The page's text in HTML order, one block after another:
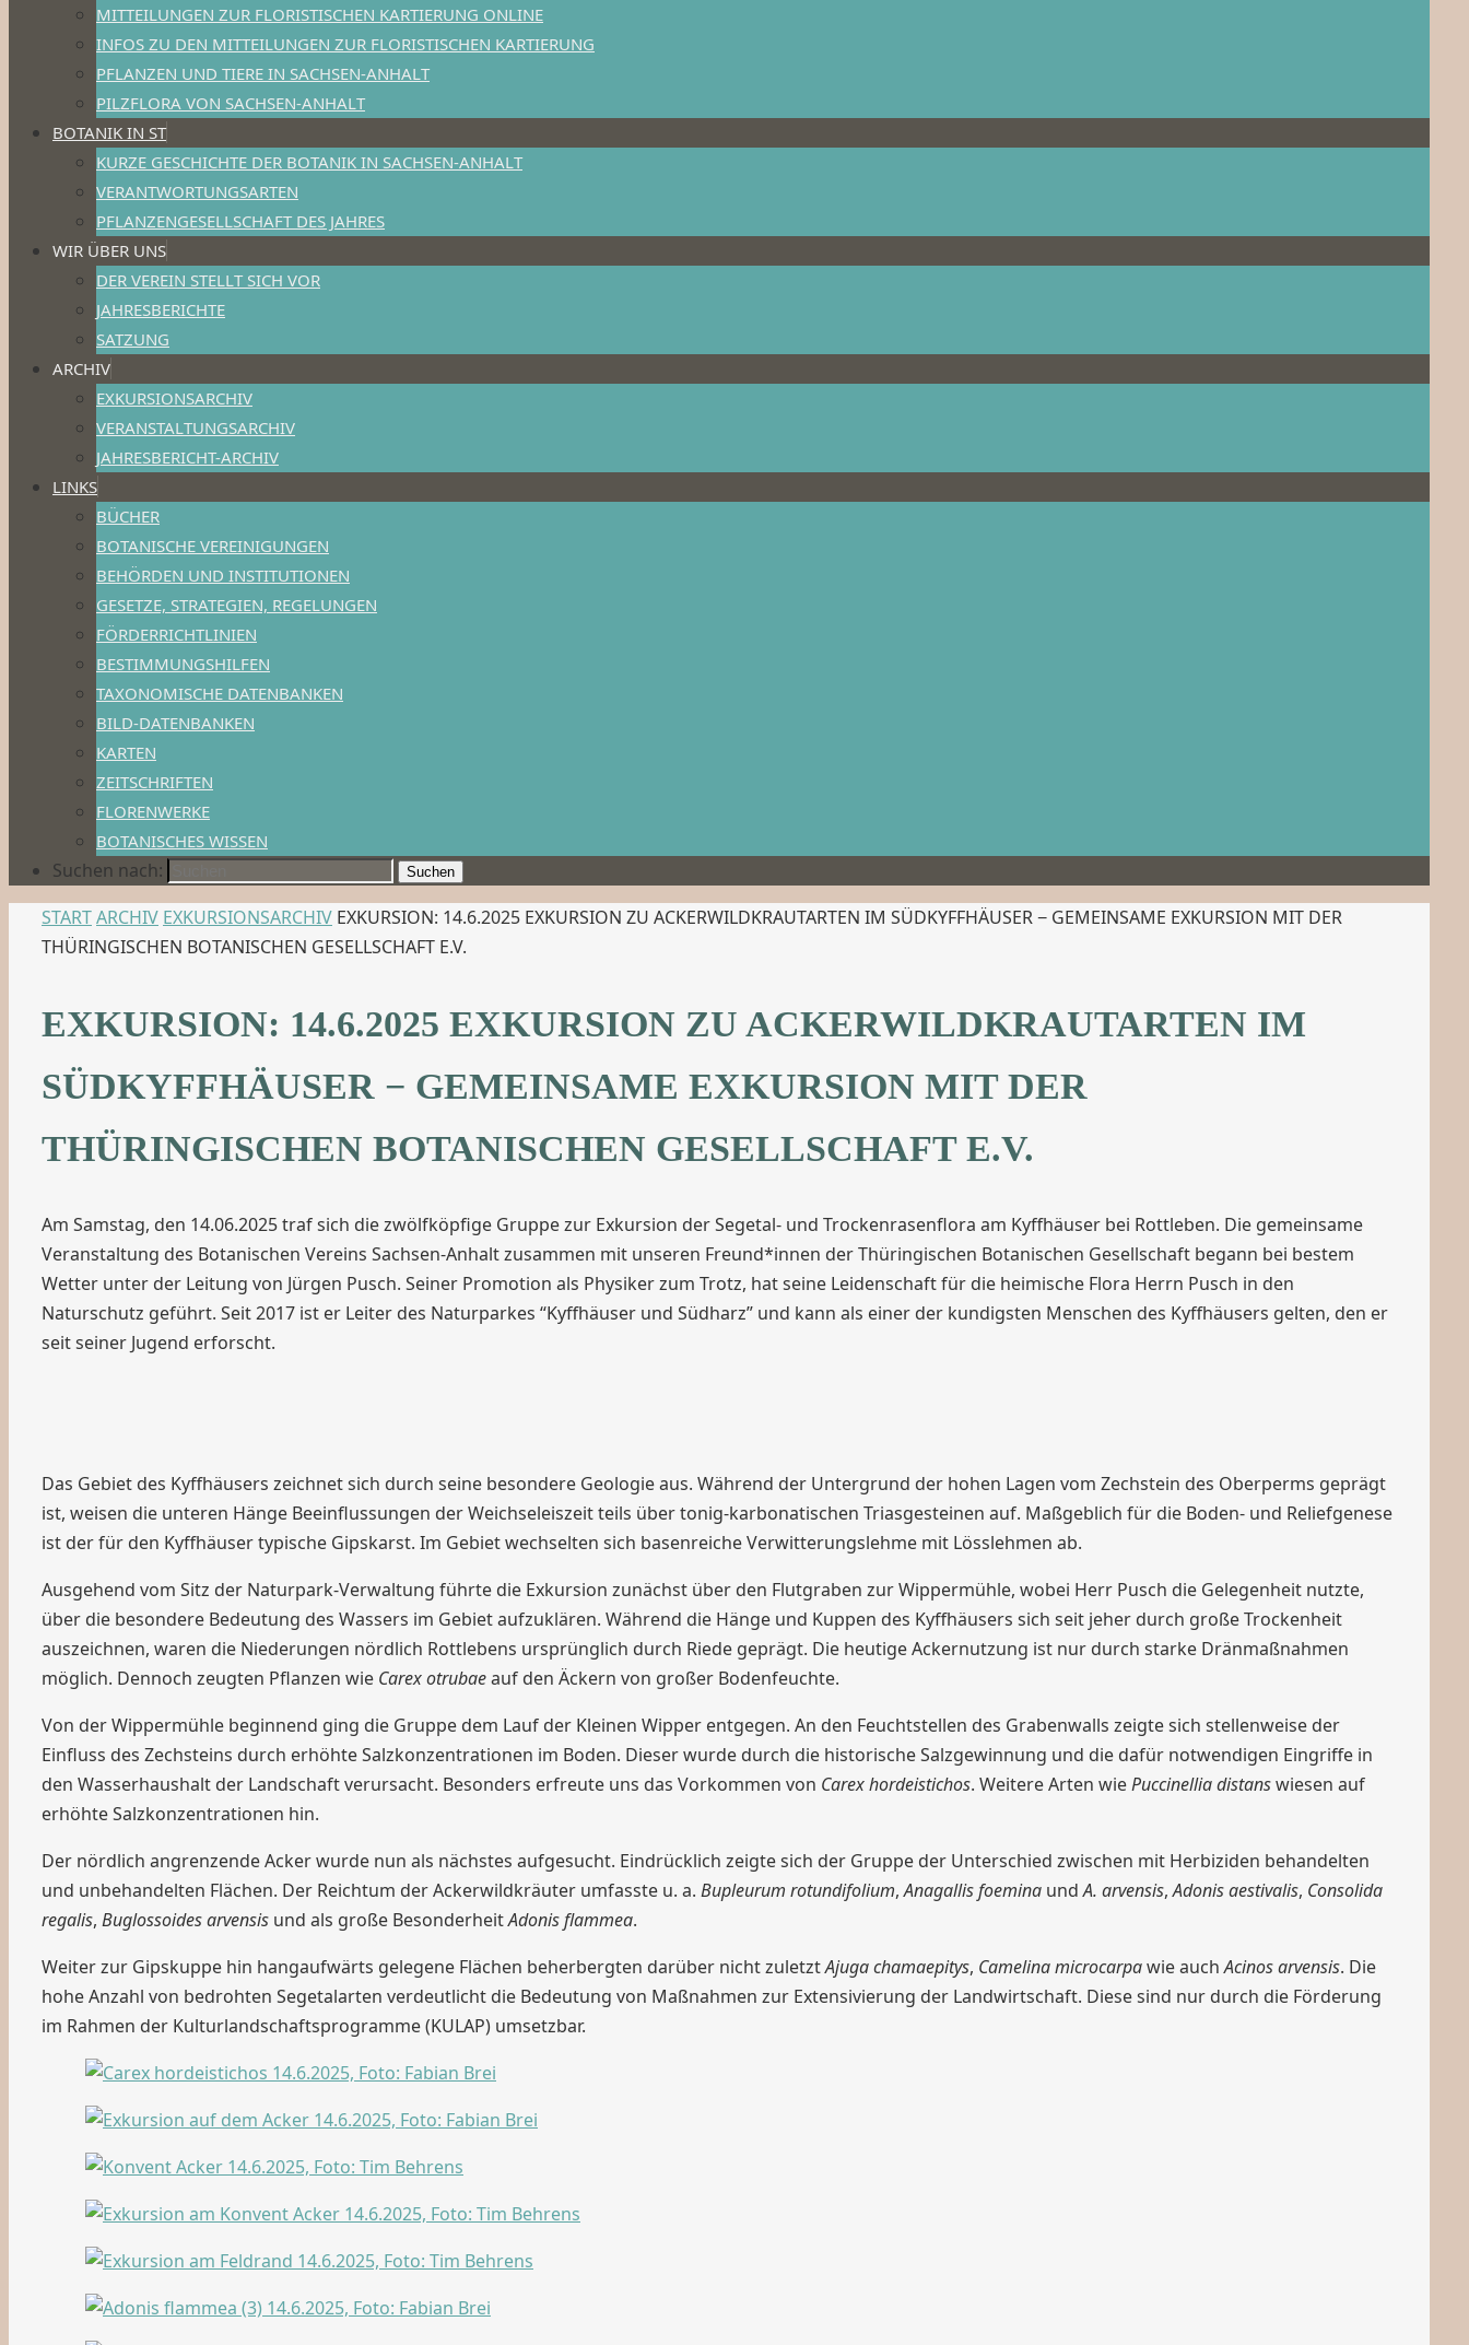
MITTEILUNGEN ZUR FLORISTISCHEN KARTIERUNG ONLINE
INFOS ZU DEN MITTEILUNGEN ZUR FLORISTISCHEN KARTIERUNG
PFLANZEN UND TIERE IN SACHSEN-ANHALT
PILZFLORA VON SACHSEN-ANHALT
BOTANIK IN ST
KURZE GESCHICHTE DER BOTANIK IN SACHSEN-ANHALT
VERANTWORTUNGSARTEN
PFLANZENGESELLSCHAFT DES JAHRES
WIR ÜBER UNS
DER VEREIN STELLT SICH VOR
JAHRESBERICHTE
SATZUNG
ARCHIV
EXKURSIONSARCHIV
VERANSTALTUNGSARCHIV
JAHRESBERICHT-ARCHIV
LINKS
BÜCHER
BOTANISCHE VEREINIGUNGEN
BEHÖRDEN UND INSTITUTIONEN
GESETZE, STRATEGIEN, REGELUNGEN
FÖRDERRICHTLINIEN
BESTIMMUNGSHILFEN
TAXONOMISCHE DATENBANKEN
BILD-DATENBANKEN
KARTEN
ZEITSCHRIFTEN
FLORENWERKE
BOTANISCHES WISSEN
Suchen nach: Suchen
STARTARCHIV EXKURSIONSARCHIV EXKURSION: 14.6.2025 EXKURSION ZU ACKERWILDKRAUTARTEN IM SÜDKYFFHÄUSER − GEMEINSAME EXKURSION MIT DER
THÜRINGISCHEN BOTANISCHEN GESELLSCHAFT E.V.
EXKURSION: 14.6.2025 EXKURSION ZU ACKERWILDKRAUTARTEN IM
SÜDKYFFHÄUSER − GEMEINSAME EXKURSION MIT DER
THÜRINGISCHEN BOTANISCHEN GESELLSCHAFT E.V.
Am Samstag, den 14.06.2025 traf sich die zwölfköpfige Gruppe zur Exkursion der Segetal- und Trockenrasenflora am Kyffhäuser bei Rottleben. Die gemeinsame
Veranstaltung des Botanischen Vereins Sachsen-Anhalt zusammen mit unseren Freund*innen der Thüringischen Botanischen Gesellschaft begann bei bestem
Wetter unter der Leitung von Jürgen Pusch. Seiner Promotion als Physiker zum Trotz, hat seine Leidenschaft für die heimische Flora Herrn Pusch in den
Naturschutz geführt. Seit 2017 ist er Leiter des Naturparkes “Kyffhäuser und Südharz” und kann als einer der kundigsten Menschen des Kyffhäusers gelten, den er
seit seiner Jugend erforscht.
Das Gebiet des Kyffhäusers zeichnet sich durch seine besondere Geologie aus. Während der Untergrund der hohen Lagen vom Zechstein des Oberperms geprägt
ist, weisen die unteren Hänge Beeinflussungen der Weichseleiszeit teils über tonig-karbonatischen Triasgesteinen auf. Maßgeblich für die Boden- und Reliefgenese
ist der für den Kyffhäuser typische Gipskarst. Im Gebiet wechselten sich basenreiche Verwitterungslehme mit Lösslehmen ab.
Ausgehend vom Sitz der Naturpark-Verwaltung führte die Exkursion zunächst über den Flutgraben zur Wippermühle, wobei Herr Pusch die Gelegenheit nutzte,
über die besondere Bedeutung des Wassers im Gebiet aufzuklären. Während die Hänge und Kuppen des Kyffhäusers sich seit jeher durch große Trockenheit
auszeichnen, waren die Niederungen nördlich Rottlebens ursprünglich durch Riede geprägt. Die heutige Ackernutzung ist nur durch starke Dränmaßnahmen
möglich. Dennoch zeugten Pflanzen wie Carex otrubaeauf den Äckern von großer Bodenfeuchte.
Von der Wippermühle beginnend ging die Gruppe dem Lauf der Kleinen Wipper entgegen. An den Feuchtstellen des Grabenwalls zeigte sich stellenweise der
Einfluss des Zechsteins durch erhöhte Salzkonzentrationen im Boden. Dieser wurde durch die historische Salzgewinnung und die dafür notwendigen Eingriffe in
den Wasserhaushalt der Landschaft verursacht. Besonders erfreute uns das Vorkommen von Carex hordeistichos. Weitere Arten wiePuccinellia distanswiesen auf
erhöhte Salzkonzentrationen hin.
Der nördlich angrenzende Acker wurde nun als nächstes aufgesucht. Eindrücklich zeigte sich der Gruppe der Unterschied zwischen mit Herbiziden behandelten
und unbehandelten Flächen. Der Reichtum der Ackerwildkräuter umfasste u. a. Bupleurum rotundifolium,Anagallis foemina undA. arvensis,Adonis aestivalis, Consolida
regalis, Buglossoides arvensis und als große BesonderheitAdonis flammea.
Weiter zur Gipskuppe hin hangaufwärts gelegene Flächen beherbergten darüber nicht zuletztAjuga chamaepitys, Camelina microcarpawie auchAcinos arvensis. Die
hohe Anzahl von bedrohten Segetalarten verdeutlicht die Bedeutung von Maßnahmen zur Extensivierung der Landwirtschaft. Diese sind nur durch die Förderung
im Rahmen der Kulturlandschaftsprogramme (KULAP) umsetzbar.